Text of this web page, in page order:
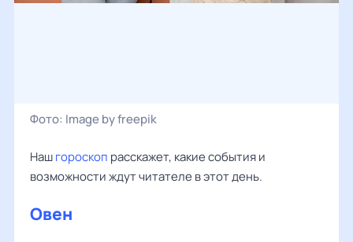
Фото: Image by freepik
Нашгороскоп расскажет, какие события и
возможности ждут читателе в этот день.
Овен